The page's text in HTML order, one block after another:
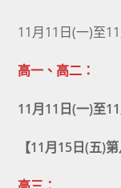
11月11日(一)至
高一、高二：
11月11日(一)至
【11月15日(五)